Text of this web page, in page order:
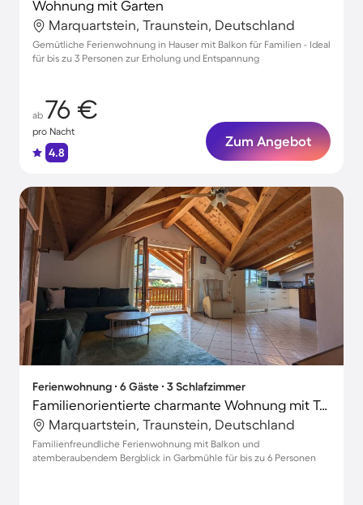
Wohnung mit Garten
Marquartstein, Traunstein, Deutschland
Gemütliche Ferienwohnung in Hauser mit Balkon für Familien - Ideal
für bis zu 3 Personen zur Erholung und Entspannung
ab 76 €
pro Nacht
4.8
Zum Angebot
Ferienwohnung ∙ 6 Gäste ∙ 3 Schlafzimmer
Familienorientierte charmante Wohnung mit Terrasse | Bergblick | Haustiere erlaubt
Marquartstein, Traunstein, Deutschland
Familienfreundliche Ferienwohnung mit Balkon und
atemberaubendem Bergblick in Garbmühle für bis zu 6 Personen